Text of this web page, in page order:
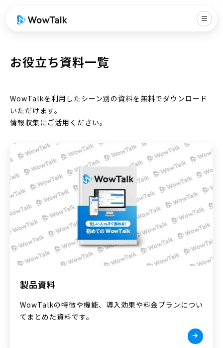
お役立ち資料一覧
WowTalkを利用したシーン別の資料を無料でダウンロード
いただけます。
情報収集にご活用ください。
製品資料
WowTalkの特徴や機能、導入効果や料金プランについ
てまとめた資料です。